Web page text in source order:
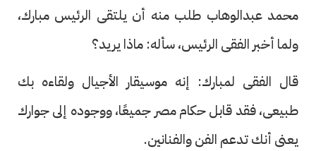
محمد عبدالوهاب طلب منه أن يلتقى الرئيس مبارك،
ولما أخبر الفقى الرئيس، سأله: ماذا يريد؟
قال الفقى لمبارك: إنه موسيقار الأجيال ولقاءه بك
طبيعى، فقد قابل حكام مصر جميعًا، ووجوده إلى جوارك
يعنى أنك تدعم الفن والفنانين.